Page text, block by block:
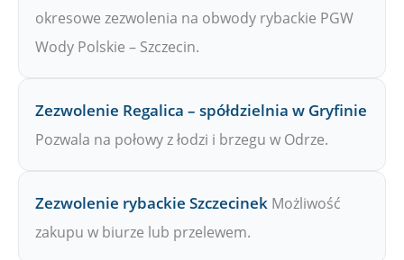
okresowe zezwolenia na obwody rybackie PGW
Wody Polskie – Szczecin.
Zezwolenie Regalica – spółdzielnia w Gryfinie
Pozwala na połowy z łodzi i brzegu w Odrze.
Zezwolenie rybackie Szczecinek Możliwość
zakupu w biurze lub przelewem.